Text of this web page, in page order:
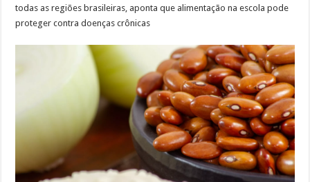
todas as regiões brasileiras, aponta que alimentação na escola pode
proteger contra doenças crônicas